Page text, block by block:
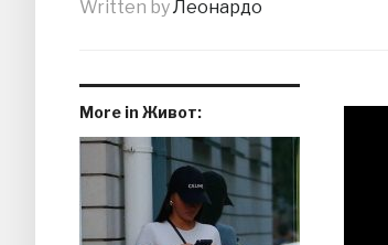
Written byЛеонардо
More in Живот: